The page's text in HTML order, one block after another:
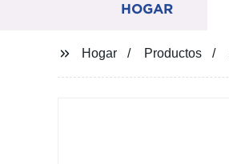
HOGAR
Hogar Productos